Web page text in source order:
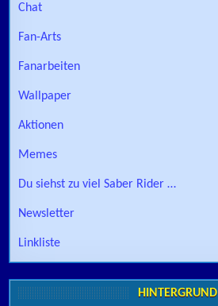
Chat
Fan-Arts
Fanarbeiten
Wallpaper
Aktionen
Memes
Du siehst zu viel Saber Rider …
Newsletter
Linkliste
HINTERGRUND